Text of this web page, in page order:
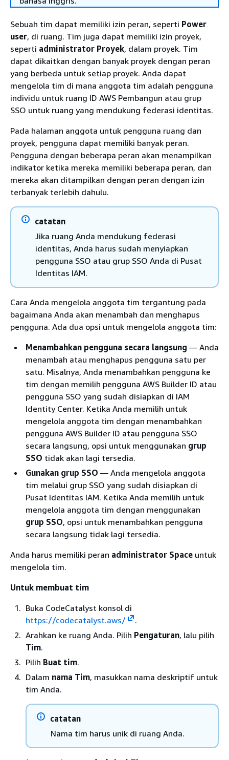
Sebuah tim dapat memiliki izin peran, seperti Power
user, di ruang. Tim juga dapat memiliki izin proyek,
seperti administrator Proyek, dalam proyek. Tim
dapat dikaitkan dengan banyak proyek dengan peran
yang berbeda untuk setiap proyek. Anda dapat
mengelola tim di mana anggota tim adalah pengguna
individu untuk ruang ID AWS Pembangun atau grup
SSO untuk ruang yang mendukung federasi identitas.
Pada halaman anggota untuk pengguna ruang dan
proyek, pengguna dapat memiliki banyak peran.
Pengguna dengan beberapa peran akan menampilkan
indikator ketika mereka memiliki beberapa peran, dan
mereka akan ditampilkan dengan peran dengan izin
terbanyak terlebih dahulu.
catatan
Jika ruang Anda mendukung federasi
identitas, Anda harus sudah menyiapkan
pengguna SSO atau grup SSO Anda di Pusat
Identitas IAM.
Cara Anda mengelola anggota tim tergantung pada
bagaimana Anda akan menambah dan menghapus
pengguna. Ada dua opsi untuk mengelola anggota tim:
Menambahkan pengguna secara langsung — Anda
menambah atau menghapus pengguna satu per
satu. Misalnya, Anda menambahkan pengguna ke
tim dengan memilih pengguna AWS Builder ID atau
pengguna SSO yang sudah disiapkan di IAM
Identity Center. Ketika Anda memilih untuk
mengelola anggota tim dengan menambahkan
pengguna AWS Builder ID atau pengguna SSO
secara langsung, opsi untuk menggunakan grup
SSO tidak akan lagi tersedia.
Gunakan grup SSO — Anda mengelola anggota
tim melalui grup SSO yang sudah disiapkan di
Pusat Identitas IAM. Ketika Anda memilih untuk
mengelola anggota tim dengan menggunakan
grup SSO, opsi untuk menambahkan pengguna
secara langsung tidak lagi tersedia.
Anda harus memiliki peran administrator Space untuk
mengelola tim.
Untuk membuat tim
Buka CodeCatalyst konsol di
https://codecatalyst.aws/
.
Arahkan ke ruang Anda. Pilih Pengaturan, lalu pilih
Tim.
Pilih Buat tim.
Dalam nama Tim, masukkan nama deskriptif untuk
tim Anda.
catatan
Nama tim harus unik di ruang Anda.